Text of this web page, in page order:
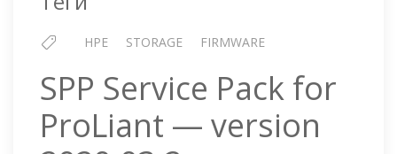
HPE STORAGE FIRMWARE
SPP Service Pack for
ProLiant — version